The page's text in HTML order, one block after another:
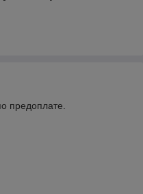
предоплате.